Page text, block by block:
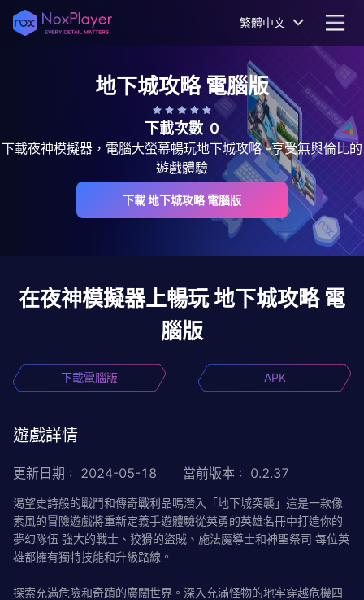
繁體中文
地下城攻略電腦版
下載次數 0
下載夜神模擬器，電腦大螢幕暢玩地下城攻略 -享受無與倫比的
遊戲體驗
下載 地下城攻略 電腦版
在夜神模擬器上暢玩地下城攻略 電
腦版
下載電腦版 APK
遊戲詳情
更新日期 : 2024-05-18 當前版本 : 0.2.37
渴望史詩般的戰鬥和傳奇戰利品嗎潛入「地下城突襲」這是一款像
素風的冒險遊戲將重新定義手遊體驗從英勇的英雄名冊中打造你的
夢幻隊伍 強大的戰士、狡猾的盜賊、施法魔導士和神聖祭司 每位英
雄都擁有獨特技能和升級路線。
探索充滿危險和奇蹟的廣闊世界。深入充滿怪物的地牢穿越危機四